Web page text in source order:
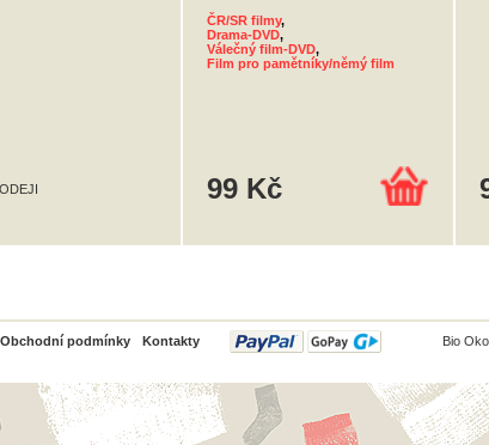
ČR/SR filmy,
Drama-DVD,
Válečný film-DVD,
Film pro pamětníky/němý film
99 Kč
Obchodní podmínky Kontakty Bio Oko